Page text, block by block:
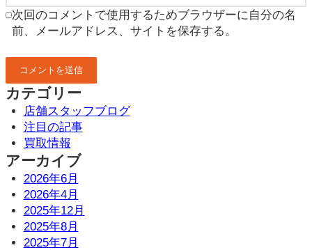
次回のコメントで使用するためブラウザーに自分の名
前、メールアドレス、サイトを保存する。
カテゴリー
店舗スタッフブログ
注目の記事
買取情報
アーカイブ
2026年6月
2026年4月
2025年12月
2025年8月
2025年7月